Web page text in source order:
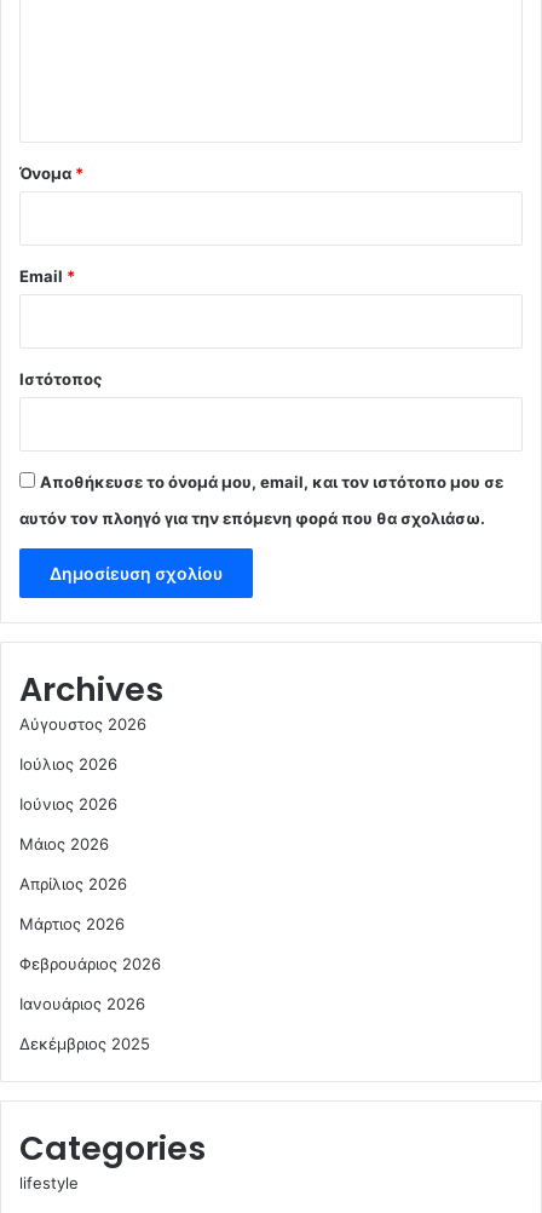
Όνομα *
Email *
Ιστότοπος
Αποθήκευσε το όνομά μου, email, και τον ιστότοπο μου σε
αυτόν τον πλοηγό για την επόμενη φορά που θα σχολιάσω.
Archives
Αύγουστος 2026
Ιούλιος 2026
Ιούνιος 2026
Μάιος 2026
Απρίλιος 2026
Μάρτιος 2026
Φεβρουάριος 2026
Ιανουάριος 2026
Δεκέμβριος 2025
Categories
lifestyle